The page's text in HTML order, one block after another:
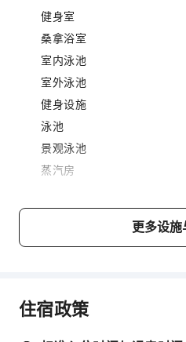
健身室
桑拿浴室
室内泳池
室外泳池
健身设施
泳池
景观泳池
蒸汽房
儿童泳池
更多设施
住宿政策